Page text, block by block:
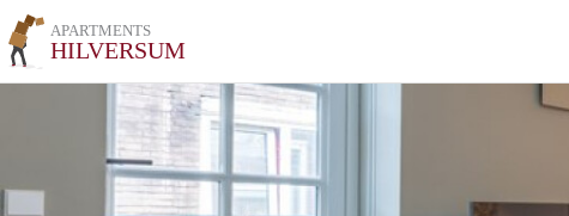
APARTMENTS
HILVERSUM